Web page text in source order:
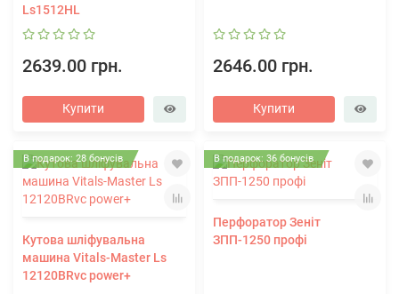
Ls1512HL
2639.00 грн.
Купити
2646.00 грн.
Купити
В подарок: 28 бонусів
Кутова шліфувальна
машина Vitals-Master Ls
12120BRvc power+
В подарок: 36 бонусів
Перфоратор Зеніт
ЗПП-1250 профі